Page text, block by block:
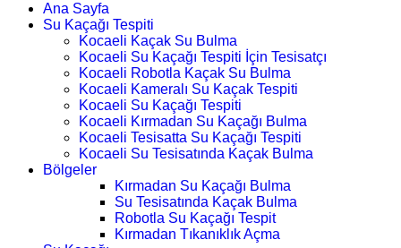
Ana Sayfa
Su Kaçağı Tespiti
Kocaeli Kaçak Su Bulma
Kocaeli Su Kaçağı Tespiti İçin Tesisatçı
Kocaeli Robotla Kaçak Su Bulma
Kocaeli Kameralı Su Kaçak Tespiti
Kocaeli Su Kaçağı Tespiti
Kocaeli Kırmadan Su Kaçağı Bulma
Kocaeli Tesisatta Su Kaçağı Tespiti
Kocaeli Su Tesisatında Kaçak Bulma
Bölgeler
Kırmadan Su Kaçağı Bulma
Su Tesisatında Kaçak Bulma
Robotla Su Kaçağı Tespit
Kırmadan Tıkanıklık Açma